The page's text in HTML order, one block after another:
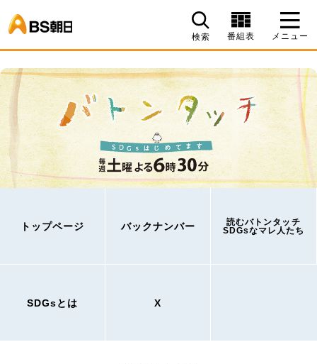
検索 番組表 メニュー
トップページ バックナンバー
読むバトンタッチ
SDGsなマレ人たち
SDGsとは X